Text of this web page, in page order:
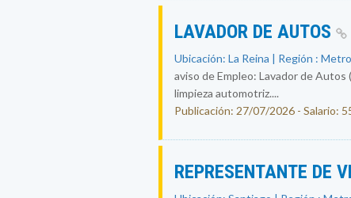
LAVADOR DE AUTOS
Ubicación: La Reina | Región :
aviso de Empleo: Lavador de
limpieza automotriz....
Publicación: 27/07/2026 - Salario:
REPRESENTANTE DE